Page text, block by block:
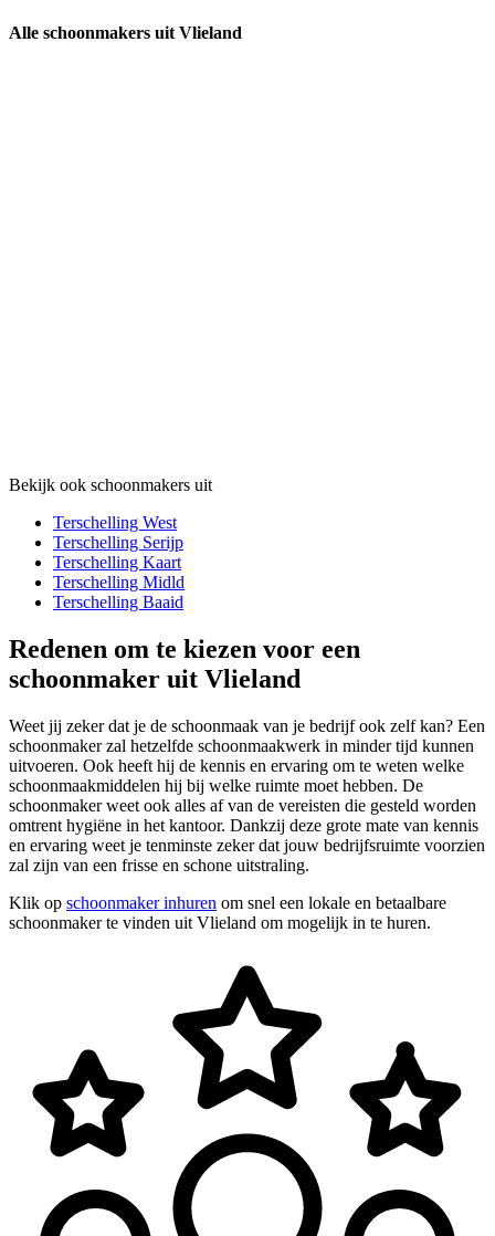
Alle schoonmakers uit Vlieland
Bekijk ook schoonmakers uit
Terschelling West
Terschelling Serijp
Terschelling Kaart
Terschelling Midld
Terschelling Baaid
Redenen om te kiezen voor een
schoonmaker uit Vlieland
Weet jij zeker dat je de schoonmaak van je bedrijf ook zelf kan? Een
schoonmaker zal hetzelfde schoonmaakwerk in minder tijd kunnen
uitvoeren. Ook heeft hij de kennis en ervaring om te weten welke
schoonmaakmiddelen hij bij welke ruimte moet hebben. De
schoonmaker weet ook alles af van de vereisten die gesteld worden
omtrent hygiëne in het kantoor. Dankzij deze grote mate van kennis
en ervaring weet je tenminste zeker dat jouw bedrijfsruimte voorzien
zal zijn van een frisse en schone uitstraling.
Klik op schoonmaker inhuren om snel een lokale en betaalbare
schoonmaker te vinden uit Vlieland om mogelijk in te huren.